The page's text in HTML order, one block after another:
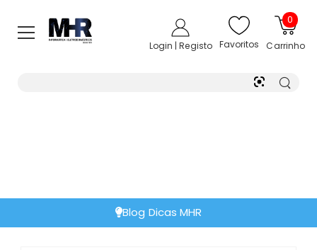
Login | Registo Favoritos
0
Carrinho
Blog Dicas MHR